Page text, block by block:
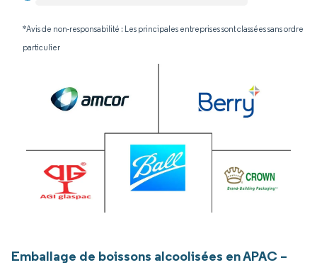
*Avis de non-responsabilité : Les principales entreprises sont classées sans ordre
particulier
Emballage de boissons alcoolisées en APAC –